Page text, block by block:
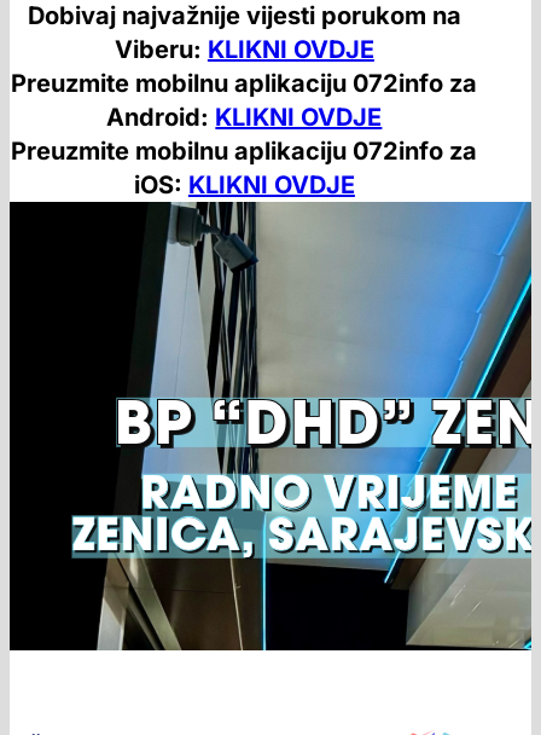
Dobivaj najvažnije vijesti porukom na
Viberu: KLIKNI OVDJE
Preuzmite mobilnu aplikaciju 072info za
Android: KLIKNI OVDJE
Preuzmite mobilnu aplikaciju 072info za
iOS: KLIKNI OVDJE